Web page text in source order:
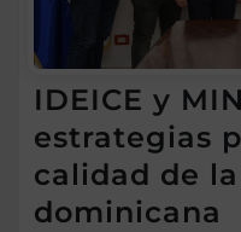
IDEICE y
estrategias
calidad de
dominicana